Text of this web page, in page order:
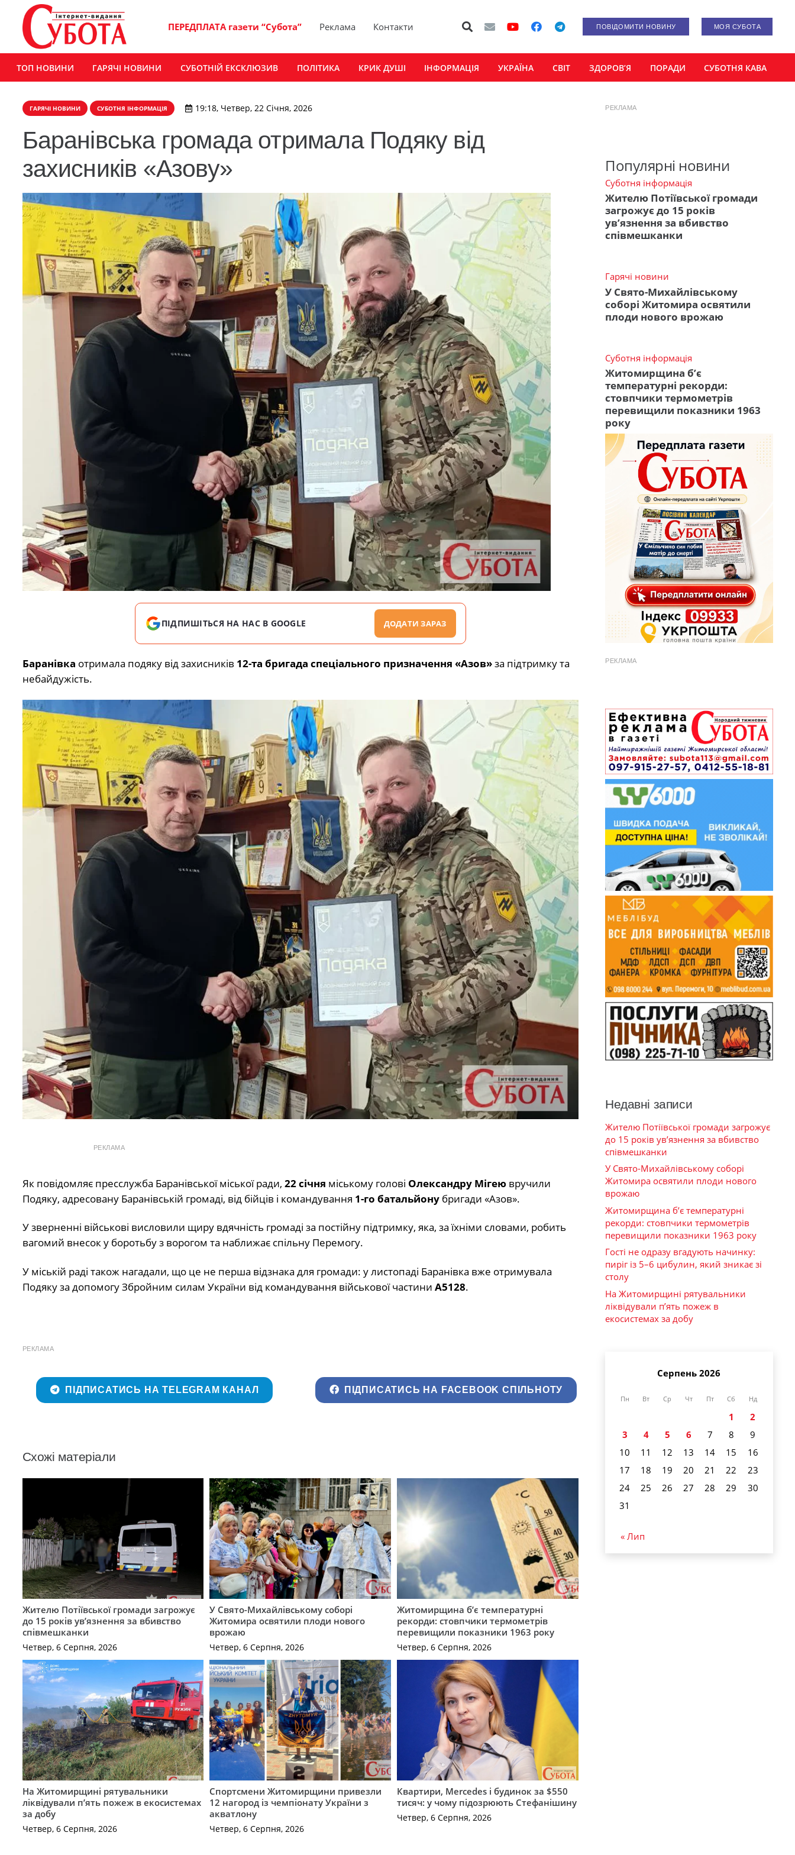
ПЕРЕДПЛАТА газети “Субота” Реклама Контакти ПОВІДОМИТИ НОВИНУ МОЯ СУБОТА
ТОП НОВИНИ ГАРЯЧІ НОВИНИ СУБОТНІЙ ЕКСКЛЮЗИВ ПОЛІТИКА КРИК ДУШІ ІНФОРМАЦІЯ УКРАЇНА СВІТ ЗДОРОВ’Я ПОРАДИ СУБОТНЯ КАВА
ГАРЯЧІ НОВИНИ СУБОТНЯ ІНФОРМАЦІЯ 19:18, Четвер, 22 Січня, 2026
Баранівська громада отримала Подяку від
захисників «Азову»
ПІДПИШІТЬСЯ НА НАС В GOOGLE ДОДАТИ ЗАРАЗ
Баранівка отримала подяку від захисників 12-та бригада спеціального призначення «Азов»за підтримку та
небайдужість.
РЕКЛАМА
Як повідомляє пресслужба Баранівської міської ради, 22 січня міському голові Олександру Мігею вручили
Подяку, адресовану Баранівській громаді, від бійців і командування 1-го батальйонубригади «Азов».
У зверненні військові висловили щиру вдячність громаді за постійну підтримку, яка, за їхніми словами, робить
вагомий внесок у боротьбу з ворогом та наближає спільну Перемогу.
У міській раді також нагадали, що це не перша відзнака для громади: у листопаді Баранівка вже отримувала
Подяку за допомогу Збройним силам України від командування військової частини А5128.
РЕКЛАМА
ПІДПИСАТИСЬ НА TELEGRAM КАНАЛ ПІДПИСАТИСЬ НА FACEBOOK СПІЛЬНОТУ
Схожі матеріали
Жителю Потіївської громади загрожує
до 15 років ув’язнення за вбивство
співмешканки
Четвер, 6 Серпня, 2026
У Свято-Михайлівському соборі
Житомира освятили плоди нового
врожаю
Четвер, 6 Серпня, 2026
Житомирщина б’є температурні
рекорди: стовпчики термометрів
перевищили показники 1963 року
Четвер, 6 Серпня, 2026
На Житомирщині рятувальники
ліквідували п’ять пожеж в екосистемах
за добу
Четвер, 6 Серпня, 2026
Спортсмени Житомирщини привезли
12 нагород із чемпіонату України з
акватлону
Четвер, 6 Серпня, 2026
Квартири, Mercedes і будинок за $550
тисяч: у чому підозрюють Стефанішину
Четвер, 6 Серпня, 2026
РЕКЛАМА
Популярні новини
Суботня інформація
Жителю Потіївської громади
загрожує до 15 років
ув’язнення за вбивство
співмешканки
Гарячі новини
У Свято-Михайлівському
соборі Житомира освятили
плоди нового врожаю
Суботня інформація
Житомирщина б’є
температурні рекорди:
стовпчики термометрів
перевищили показники 1963
року
РЕКЛАМА
Недавні записи
Жителю Потіївської громади загрожує
до 15 років ув’язнення за вбивство
співмешканки
У Свято-Михайлівському соборі
Житомира освятили плоди нового
врожаю
Житомирщина б’є температурні
рекорди: стовпчики термометрів
перевищили показники 1963 року
Гості не одразу вгадують начинку:
пиріг із 5–6 цибулин, який зникає зі
столу
На Житомирщині рятувальники
ліквідували п’ять пожеж в
екосистемах за добу
Серпень 2026
Пн Вт Ср Чт Пт Сб Нд
1
2
3
4 5 6 7 8
9
10
11 12 13 14 15
16
17
18 19 20 21 22
23
24
25 26 27 28 29
30
31
« Лип